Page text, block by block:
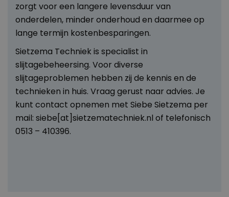
zorgt voor een langere levensduur van
onderdelen, minder onderhoud en daarmee op
lange termijn kostenbesparingen.
Sietzema Techniek is specialist in
slijtagebeheersing. Voor diverse
slijtageproblemen hebben zij de kennis en de
technieken in huis. Vraag gerust naar advies. Je
kunt contact opnemen met Siebe Sietzema per
mail: siebe[at]sietzematechniek.nl of telefonisch
0513 – 410396.